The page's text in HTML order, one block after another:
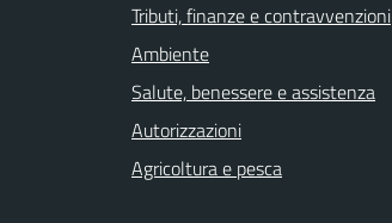
Tributi, finanze e contravvenzioni
Ambiente
Salute, benessere e assistenza
Autorizzazioni
Agricoltura e pesca